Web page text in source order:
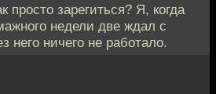
просто зарегиться? Я, когда
недели две ждал с
него ничего не работало.